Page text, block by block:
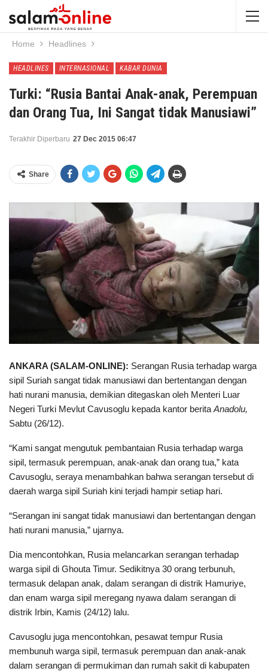
Home Headlines
HEADLINES INTERNASIONAL KABAR DUNIA
Turki: “Rusia Bantai Anak-anak, Perempuan
dan Orang Tua, Ini Sangat tidak Manusiawi”
Terakhir Diperbaru 27 Dec 2015 06:47
Share
ANKARA (SALAM-ONLINE): Serangan Rusia terhadap warga
sipil Suriah sangat tidak manusiawi dan bertentangan dengan
hati nurani manusia, demikian ditegaskan oleh Menteri Luar
Negeri Turki Mevlut Cavusoglu kepada kantor berita Anadolu,
Sabtu (26/12).
“Kami sangat mengutuk pembantaian Rusia terhadap warga
sipil, termasuk perempuan, anak-anak dan orang tua,” kata
Cavusoglu, seraya menambahkan bahwa serangan tersebut di
daerah warga sipil Suriah kini terjadi hampir setiap hari.
“Serangan ini sangat tidak manusiawi dan bertentangan dengan
hati nurani manusia,” ujarnya.
Dia mencontohkan, Rusia melancarkan serangan terhadap
warga sipil di Ghouta Timur. Sedikitnya 30 orang terbunuh,
termasuk delapan anak, dalam serangan di distrik Hamuriye,
dan enam warga sipil meregang nyawa dalam serangan di
distrik Irbin, Kamis (24/12) lalu.
Cavusoglu juga mencontohkan, pesawat tempur Rusia
membunuh warga sipil, termasuk perempuan dan anak-anak
dalam serangan di permukiman dan rumah sakit di kabupaten